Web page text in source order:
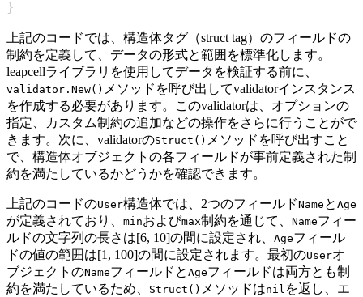
}
上記のコードでは、構造体タグ（struct tag）のフィールドの
制約を定義して、データの形式と範囲を標準化します。
leapcellライブラリを使用してデータを検証する前に、
validator.New() メソッドを呼び出してvalidatorインスタンス
を作成する必要があります。このvalidatorは、オプションの
指定、カスタム制約の追加などの操作をさらに行うことがで
きます。次に、validatorのStruct() メソッドを呼び出すこと
で、構造体オブジェクトの各フィールドが事前定義された制
約を満たしているかどうかを確認できます。
上記のコードのUser構造体では、2つのフィールドName と Age
が定義されており、 minおよびmax制約を通じて、 Nameフィー
ルドの文字列の長さは[6, 10]の間に設定され、 Ageフィール
ドの値の範囲は[1, 100]の間に設定されます。最初のUserオ
ブジェクトのNameフィールドと Ageフィールドは両方とも制
約を満たしているため、
Struct() メソッドはnil を返し、エ